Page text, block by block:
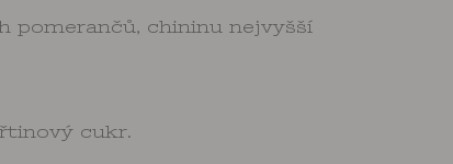
pomerančů, chininu nejvyšší
cukr.